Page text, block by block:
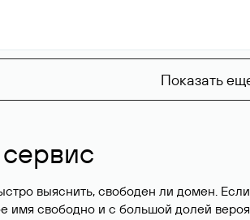
Показать
выяснить, свободен ли домен.
имя свободно и с большой долей